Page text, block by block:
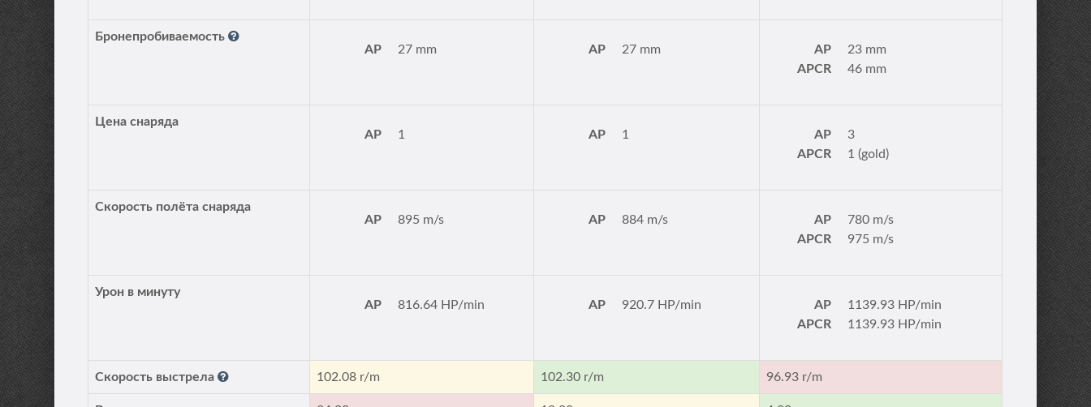
Бронепробиваемость
AP
27 mm AP 27 mm AP
23 mm
APCR
46 mm
Цена снаряда
AP
1 AP 1 AP
3
APCR
1 (gold)
Скорость полёта снаряда
AP
895 m/s AP 884 m/s AP
780 m/s
APCR
975 m/s
Урон в минуту
AP
816.64 HP/min AP 920.7 HP/min AP
1139.93 HP/min
APCR
1139.93 HP/min
Скорость выстрела 102.08 r/m 102.30 r/m 96.93 r/m